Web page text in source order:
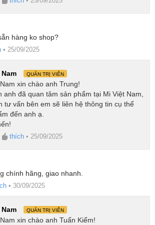
hàng ko shop?
• 25/09/2025
QUẢN TRỊ VIÊN
xin chào anh Trung!
anh đã quan tâm sản phẩm tại Mi Việt Nam,
tư vấn bên em sẽ liên hệ thông tin cụ thể
đến anh ạ.
thích • 25/09/2025
chính hãng, giao nhanh.
• 30/09/2025
QUẢN TRỊ VIÊN
xin chào anh Tuấn Kiểm!